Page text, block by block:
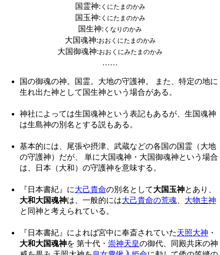
国霊神: くにたまのかみ
国玉神: くにたまのかみ
国生神: くなりのかみ
大国魂神:おおくにたまのかみ
大国御魂神:おおくにみたまのかみ
……
国の御魂の神。国霊。大地の守護神。 また、特定の地に
生れ出た神として国生神という場合がある。
神社によっては生国魂神という表記もあるが、生国魂神
は生島神の別名とする説もある。
基本的には、尾張や摂津、武蔵などの各国の国霊（大地
の守護神）だが、 単に大国魂神・大国御魂神という場合
は、日本（大和）の守護神を意味する。
『日本書紀』に大己貴命の別名として大国玉神とあり、
大和大国魂神は、一般的には大己貴命の荒魂
大物主神
と同神と考えられている。
『日本書紀』によれば宮中に奉斎されていた天照大神 ・
大和大国魂神を 第十代・ 崇神天皇の御代、同殿共床の神